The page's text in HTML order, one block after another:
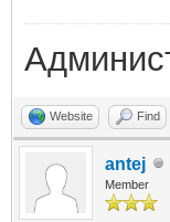
Website Find
antej
Member